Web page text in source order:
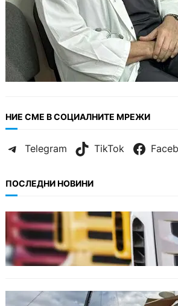
НИЕ СМЕ В СОЦИАЛНИТЕ МРЕЖИ
Telegram TikTok
ПОСЛЕДНИ НОВИНИ
БЪЛГАРИЯ
Нови ограничения за
тона по ключови
БЪЛГАРИЯ